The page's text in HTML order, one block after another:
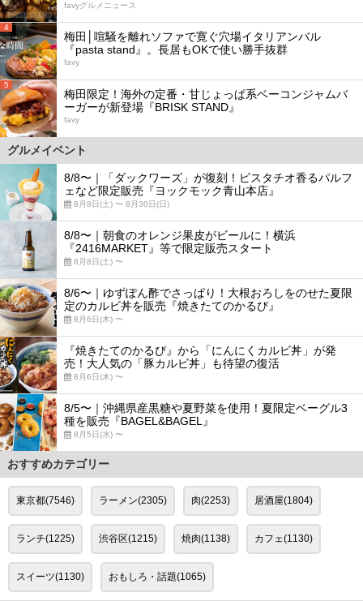
favyグルメニュース
4
梅田│喧騒を離れソファで寛ぐ穴場イタリアンバル
『pasta stand』。長居もOKで使い勝手抜群
favy
5
梅田限定！海外の定番・甘じょっぱ系ベーコンジャムバ
ーガーが新登場『BRISK STAND』
favy
グルメイベント
8/8〜｜「ダックワーズ」が復刻！ピスタチオ香るパルフ
ェなど限定販売『ヨックモック青山本店』
8月8日(土) 〜 8月30日(日)
8/8〜｜朝食のオレンジ果皮がビールに！横浜
『2416MARKET』等で限定販売スタート
8月8日(土) 〜
8/6〜｜ゆずぽん酢でさっぱり！大根おろしをのせた夏限
定のカルビ丼を販売『焼きたてのかるび』
8月6日(木) 〜
『焼きたてのかるび』から「にんにくカルビ丼」が発
売！大人気の「豚カルビ丼」も待望の復活
8月6日(木) 〜
8/5〜｜沖縄県産黒糖や夏野菜を使用！夏限定ベーグル3
種を販売『BAGEL&BAGEL』
8月5日(水) 〜
おすすめカテゴリー
東京都(7546) ラーメン(2305) 肉(2253) 居酒屋(1804)
ランチ(1225) 渋谷区(1215) 焼肉(1138) カフェ(1130)
スイーツ(1130) おもしろ・話題(1065)